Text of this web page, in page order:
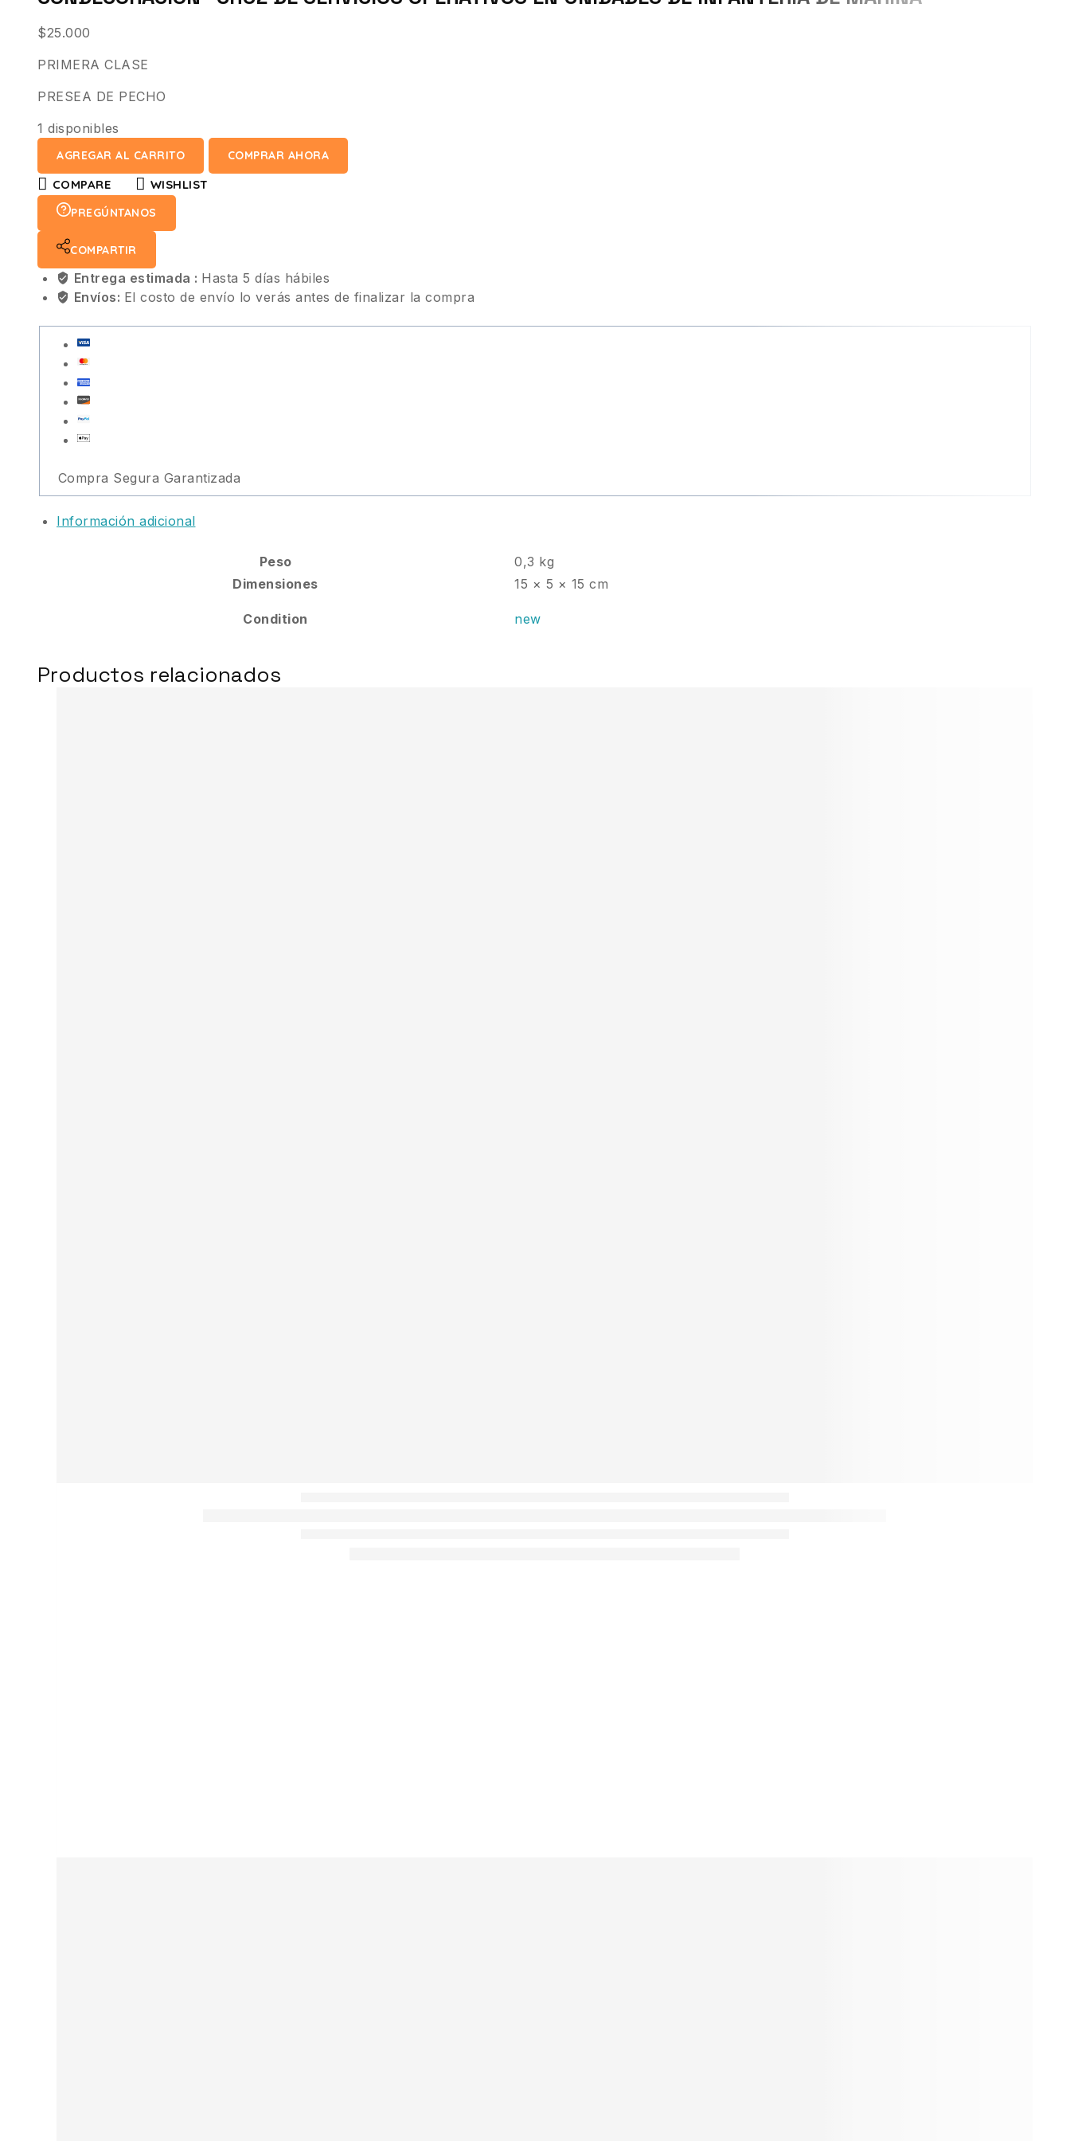
$25.000
PRIMERA CLASE
PRESEA DE PECHO
1 disponibles
AGREGAR AL CARRITO COMPRAR AHORA
COMPARE WISHLIST
PREGÚNTANOS
COMPARTIR
Entrega estimada : Hasta 5 días hábiles
Envíos: El costo de envío lo verás antes de finalizar la compra
Compra Segura Garantizada
Información adicional
Peso
0,3 kg
Dimensiones
15 × 5 × 15 cm
Condition new
Productos relacionados